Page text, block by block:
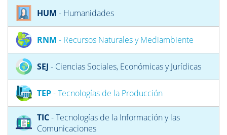
HUM - Humanidades
RNM - Recursos Naturales y Mediambiente
SEJ - Ciencias Sociales, Económicas y Jurídicas
TEP- Tecnologías de la Producción
TIC- Tecnologías de la Información y las
Comunicaciones